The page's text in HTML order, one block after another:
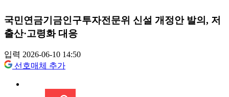
국민연금기금인구투자전문위 신설 개정안 발의, 저
출산·고령화 대응
입력 2026-06-10 14:50
선호매체 추가